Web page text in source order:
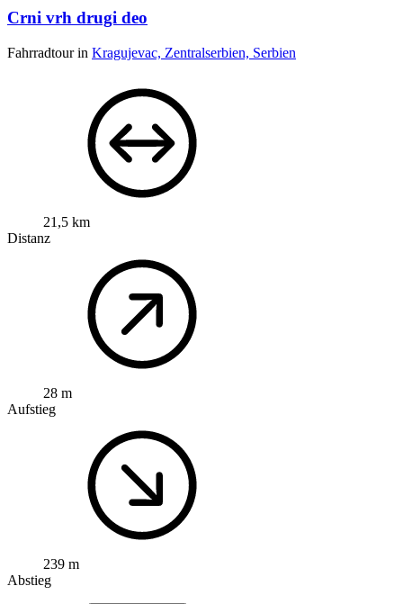
Crni vrh drugi deo
Fahrradtour in Kragujevac, Zentralserbien, Serbien
21,5 km
Distanz
28 m
Aufstieg
239 m
Abstieg